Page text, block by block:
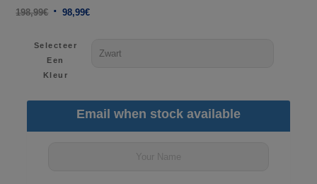
198,99€ Oorspronkelijke
was:
198,99€.
98,99€Huidige
Selecteer
Een
Kleur
Email when stock available